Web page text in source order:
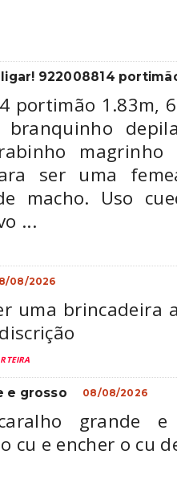
922008814
portimão 1.83m,
branquinho
magrinho
ser uma
macho. Uso
...
08/2026
uma brincadeira
e grosso 08/08/2026
grande
cu e encher o cu